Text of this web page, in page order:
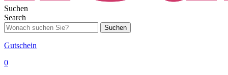
Suchen
Search
Suchen
Gutschein
0